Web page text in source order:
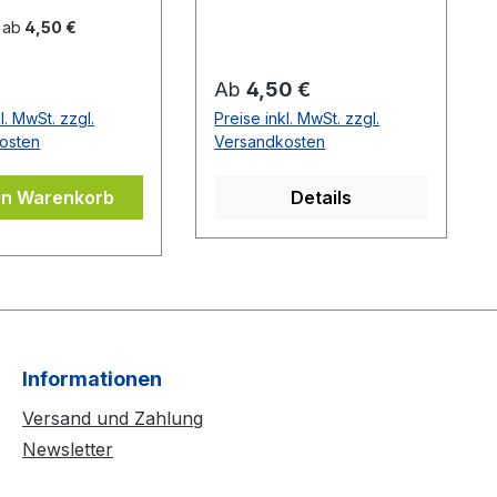
4,50 €
Preis:
MwSt. zzgl.
Warenkorb
Regulärer Preis:
Ab4,50 €
Preise inkl. MwSt. zzgl.
Versandkosten
Details
Informationen
Versand und Zahlung
Newsletter